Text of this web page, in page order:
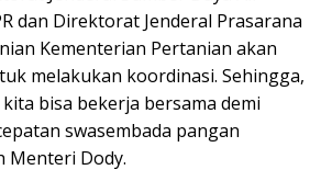
dan Direktorat Jenderal Prasarana
Kementerian Pertanian akan
melakukan koordinasi. Sehingga,
bisa bekerja bersama demi
swasembada pangan
Menteri Dody.